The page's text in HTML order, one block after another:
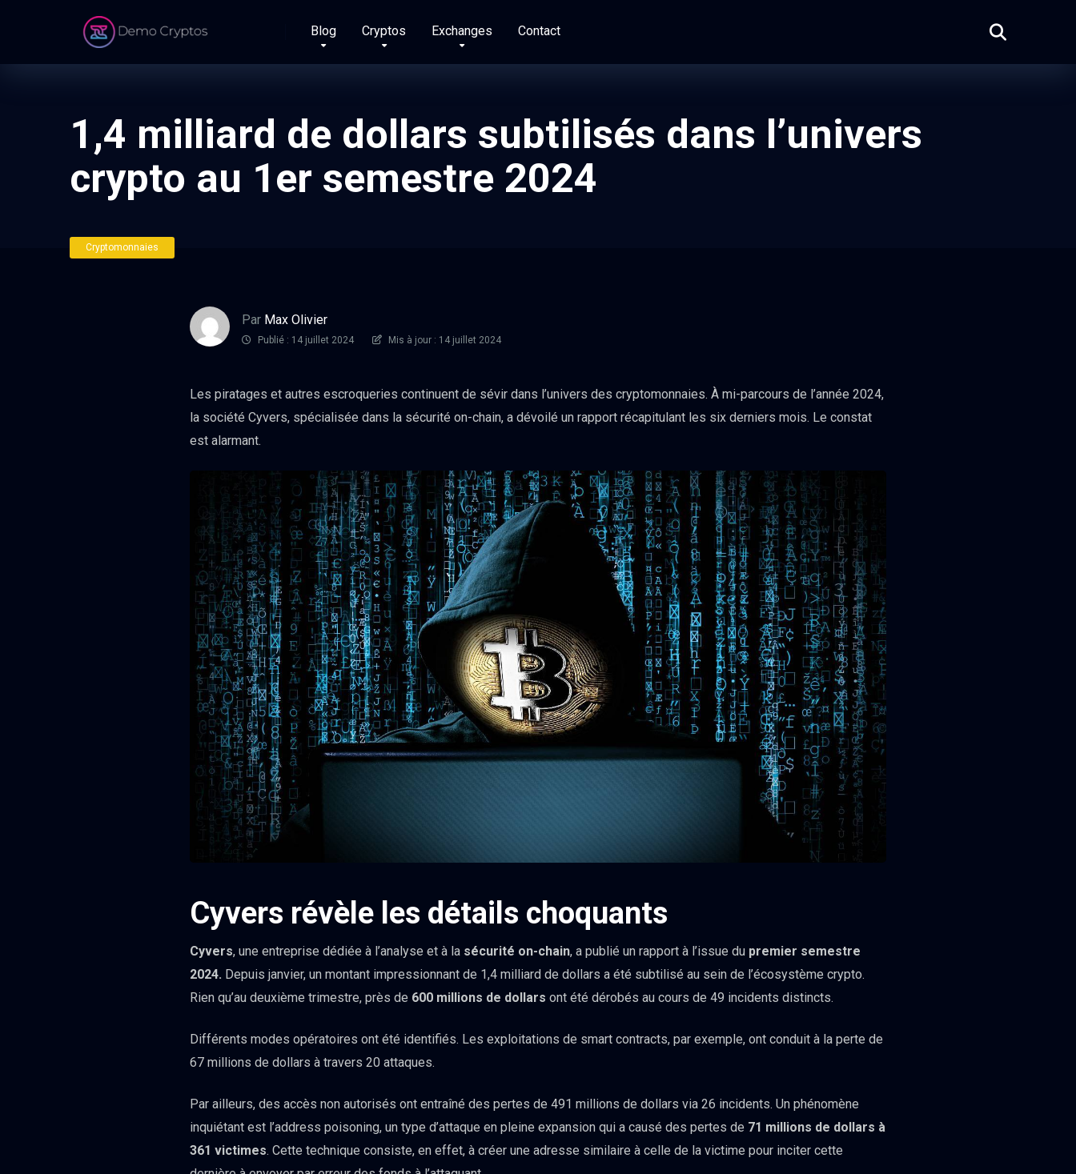
Blog Cryptos Exchanges Contact
1,4 milliard de dollars subtilisés dans l’univers
crypto au 1er semestre 2024
Cryptomonnaies
Par Max Olivier
Publié : 14 juillet 2024 Mis à jour : 14 juillet 2024
Les piratages et autres escroqueries continuent de sévir dans l’univers des cryptomonnaies. À mi-parcours de l’année 2024,
la société Cyvers, spécialisée dans la sécurité on-chain, a dévoilé un rapport récapitulant les six derniers mois. Le constat
est alarmant.
Cyvers révèle les détails choquants
Cyvers, une entreprise dédiée à l’analyse et à la sécurité on-chain, a publié un rapport à l’issue du premier semestre
2024. Depuis janvier, un montant impressionnant de 1,4 milliard de dollars a été subtilisé au sein de l’écosystème crypto.
Rien qu’au deuxième trimestre, près de 600 millions de dollars ont été dérobés au cours de 49 incidents distincts.
Différents modes opératoires ont été identifiés. Les exploitations de smart contracts, par exemple, ont conduit à la perte de
67 millions de dollars à travers 20 attaques.
Par ailleurs, des accès non autorisés ont entraîné des pertes de 491 millions de dollars via 26 incidents. Un phénomène
inquiétant est l’address poisoning, un type d’attaque en pleine expansion qui a causé des pertes de 71 millions de dollars à
361 victimes. Cette technique consiste, en effet, à créer une adresse similaire à celle de la victime pour inciter cette